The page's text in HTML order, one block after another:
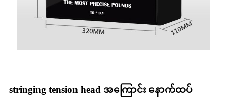
stringing tension head အကြောင်း နောက်ထပ်